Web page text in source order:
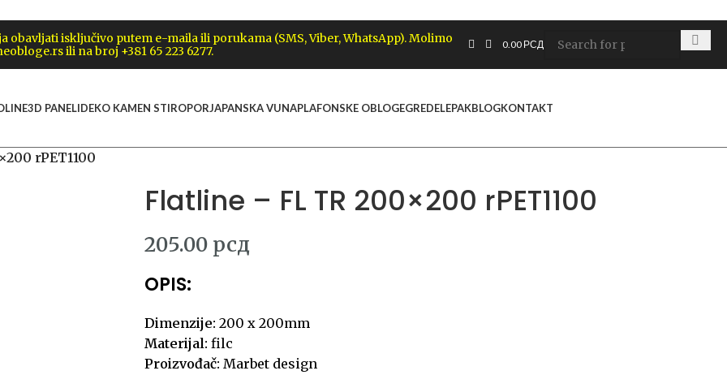
obavljati isključivo putem e-maila ili porukama (SMS, Viber, WhatsApp). Molimo
ili na broj +381 65 223 6277.
0.00 РСД
3D PANELIDEKO KAMEN STIROPORJAPANSKA VUNAPLAFONSKE OBLOGEGREDELEPAKBLOGKONTAKT
rPET1100
Flatline – FL TR 200×200 rPET1100
205.00 рсд
OPIS:
Dimenzije: 200 x 200mm
Materijal: filc
Proizvođač: Marbet design